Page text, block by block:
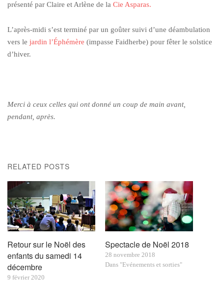
présenté par Claire et Arlène de la Cie Asparas.
L’après-midi s’est terminé par un goûter suivi d’une déambulation
vers le jardin l’Éphémère (impasse Faidherbe) pour fêter le solstice
d’hiver.
Merci à ceux celles qui ont donné un coup de main avant,
pendant, après.
RELATED POSTS
Retour sur le Noël des
enfants du samedi 14
décembre
9 février 2020
Spectacle de Noël 2018
28 novembre 2018
Dans "Evénements et sorties"